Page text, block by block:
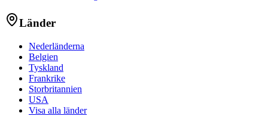
Länder
Nederländerna
Belgien
Tyskland
Frankrike
Storbritannien
USA
Visa alla länder